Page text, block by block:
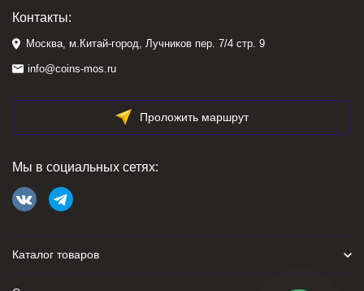
Контакты:
Москва, м.Китай-город, Лучников пер. 7/4 стр. 9
info@coins-mos.ru
Проложить маршрут
Мы в социальных сетях:
Каталог товаров